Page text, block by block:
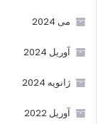
می 2024
آوریل 2024
ژانویه 2024
آوریل 2022